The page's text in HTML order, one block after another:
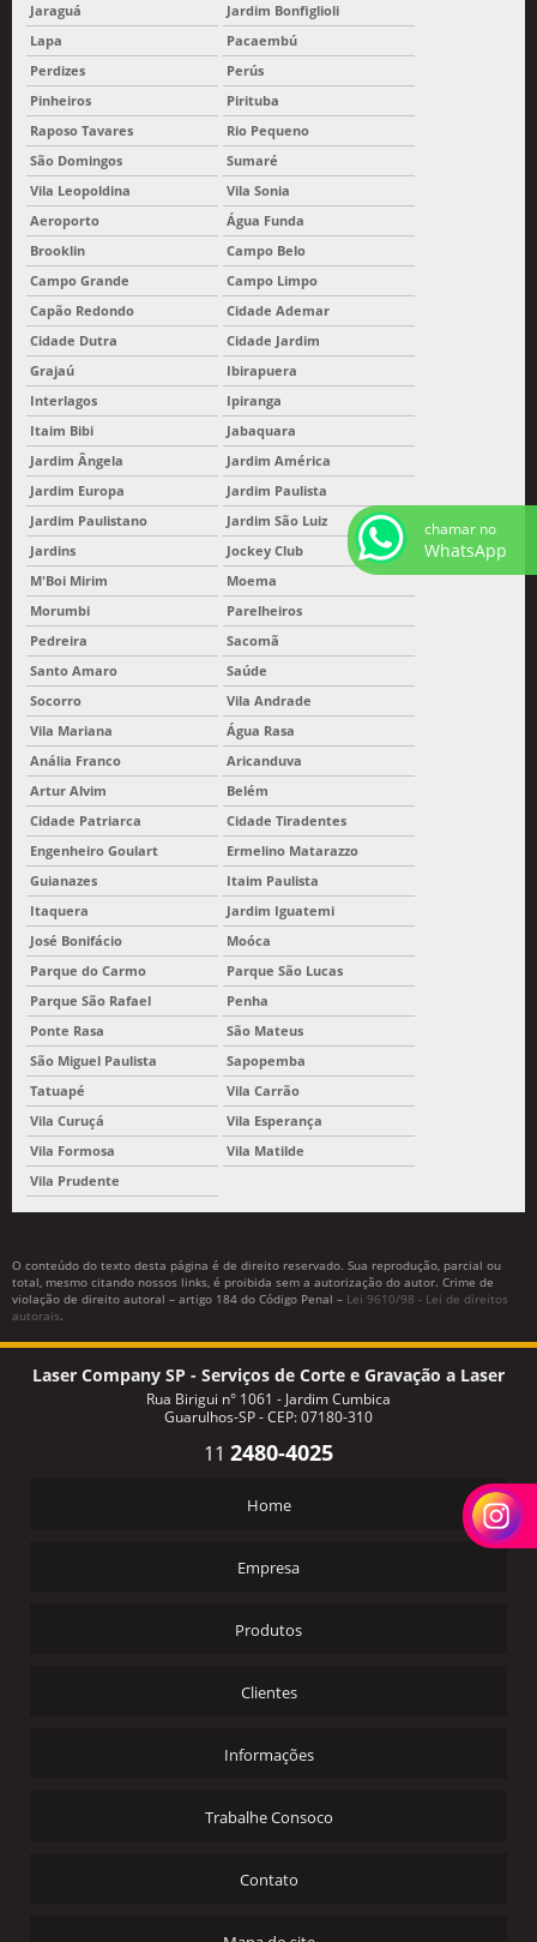
Jaraguá
Jardim Bonfiglioli
Lapa
Pacaembú
Perdizes
Perús
Pinheiros
Pirituba
Raposo Tavares
Rio Pequeno
São Domingos
Sumaré
Vila Leopoldina
Vila Sonia
Aeroporto
Água Funda
Brooklin
Campo Belo
Campo Grande
Campo Limpo
Capão Redondo
Cidade Ademar
Cidade Dutra
Cidade Jardim
Grajaú
Ibirapuera
Interlagos
Ipiranga
Itaim Bibi
Jabaquara
Jardim Ângela
Jardim América
Jardim Europa
Jardim Paulista
Jardim Paulistano
Jardim São Luiz
Jardins
Jockey Club
M'Boi Mirim
Moema
Morumbi
Parelheiros
Pedreira
Sacomã
Santo Amaro
Saúde
Socorro
Vila Andrade
Vila Mariana
Água Rasa
Anália Franco
Aricanduva
Artur Alvim
Belém
Cidade Patriarca
Cidade Tiradentes
Engenheiro Goulart
Ermelino Matarazzo
Guianazes
Itaim Paulista
Itaquera
Jardim Iguatemi
José Bonifácio
Moóca
Parque do Carmo
Parque São Lucas
Parque São Rafael
Penha
Ponte Rasa
São Mateus
São Miguel Paulista
Sapopemba
Tatuapé
Vila Carrão
Vila Curuçá
Vila Esperança
Vila Formosa
Vila Matilde
Vila Prudente
O conteúdo do texto desta página é de direito reservado. Sua reprodução, parcial ou
total, mesmo citando nossos links, é proibida sem a autorização do autor. Crime de
violação de direito autoral – artigo 184 do Código Penal – Lei 9610/98 - Lei de direitos
autorais.
Laser Company SP - Serviços de Corte e Gravação a Laser
Rua Birigui n° 1061 - Jardim Cumbica
Guarulhos-SP - CEP: 07180-310
11 2480-4025
Home
Empresa
Produtos
Clientes
Informações
Trabalhe Consoco
Contato
chamar no
WhatsApp